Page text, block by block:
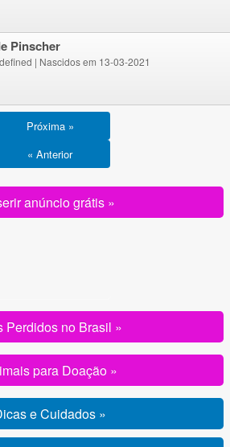
Pinscher
| Nascidos em 13-03-2021
Próxima »
« Anterior
anúncio grátis »
Perdidos no Brasil »
para Doação »
e Cuidados »